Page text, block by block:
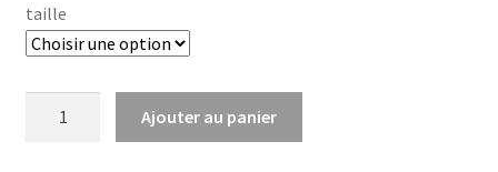
€30,72
taille
Ajouter au panier